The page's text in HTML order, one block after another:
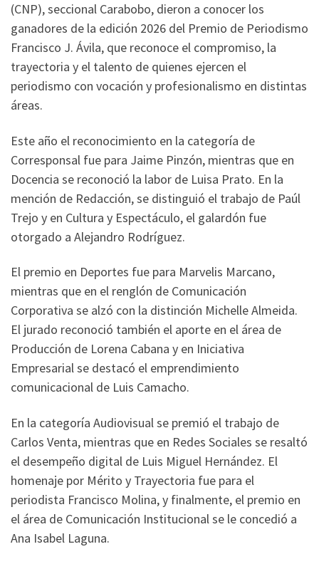
(CNP), seccional Carabobo, dieron a conocer los
ganadores de la edición 2026 del Premio de Periodismo
Francisco J. Ávila, que reconoce el compromiso, la
trayectoria y el talento de quienes ejercen el
periodismo con vocación y profesionalismo en distintas
áreas.
Este año el reconocimiento en la categoría de
Corresponsal fue para Jaime Pinzón, mientras que en
Docencia se reconoció la labor de Luisa Prato. En la
mención de Redacción, se distinguió el trabajo de Paúl
Trejo y en Cultura y Espectáculo, el galardón fue
otorgado a Alejandro Rodríguez.
El premio en Deportes fue para Marvelis Marcano,
mientras que en el renglón de Comunicación
Corporativa se alzó con la distinción Michelle Almeida.
El jurado reconoció también el aporte en el área de
Producción de Lorena Cabana y en Iniciativa
Empresarial se destacó el emprendimiento
comunicacional de Luis Camacho.
En la categoría Audiovisual se premió el trabajo de
Carlos Venta, mientras que en Redes Sociales se resaltó
el desempeño digital de Luis Miguel Hernández. El
homenaje por Mérito y Trayectoria fue para el
periodista Francisco Molina, y finalmente, el premio en
el área de Comunicación Institucional se le concedió a
Ana Isabel Laguna.